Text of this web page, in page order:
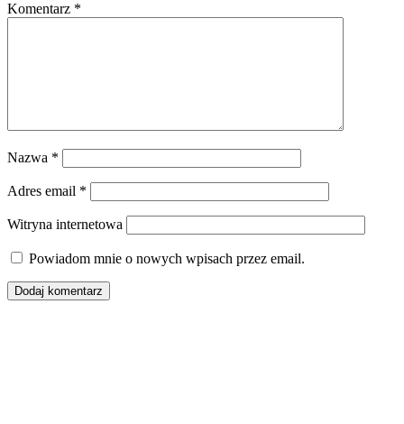
Komentarz *
Nazwa *
Adres email *
Witryna internetowa
Powiadom mnie o nowych wpisach przez email.